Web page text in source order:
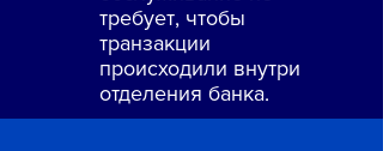
требует, чтобы
транзакции
происходили внутри
отделения банка.